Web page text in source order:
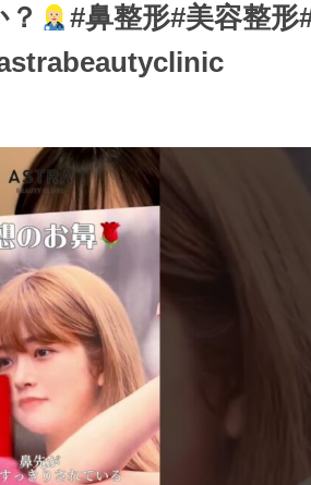
#鼻整形#美容整形